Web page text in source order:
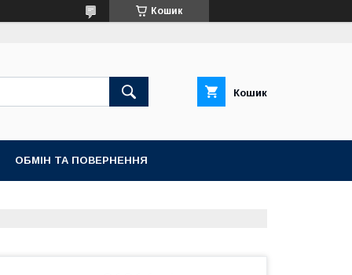
Кошик
Кошик
ОБМІН ТА ПОВЕРНЕННЯ